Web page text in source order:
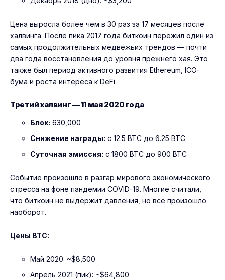
Цена выросла более чем в 30 раз за 17 месяцев после
халвинга. После пика 2017 года биткоин пережил один из
самых продолжительных медвежьих трендов — почти
два года восстановления до уровня прежнего хая. Это
также был период активного развития Ethereum, ICO-
бума и роста интереса к DeFi.
Третий халвинг — 11 мая 2020 года
Блок: 630,000
Снижение награды: с 12.5 BTC до 6.25 BTC
Суточная эмиссия: с 1800 BTC до 900 BTC
Событие произошло в разгар мирового экономического
стресса на фоне пандемии COVID-19. Многие считали,
что биткоин не выдержит давления, но всё произошло
наоборот.
Цены BTC:
Май 2020: ~$8,500
Апрель 2021 (пик): ~$64,800